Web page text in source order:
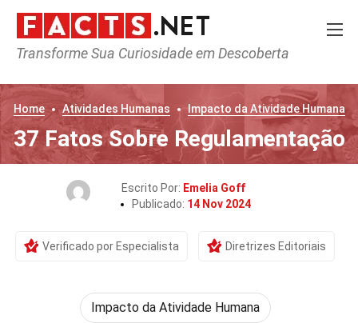
Transforme Sua Curiosidade em Descoberta
Home Atividades Humanas Impacto da Atividade Humana
37 Fatos Sobre Regulamentação
Escrito Por: Emelia Goff
Publicado: 14 Nov 2024
Verificado por Especialista Diretrizes Editoriais
Impacto da Atividade Humana